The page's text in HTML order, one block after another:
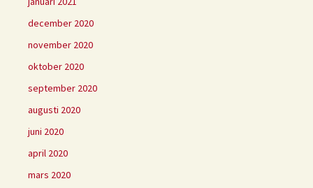
december 2020
november 2020
oktober 2020
september 2020
augusti 2020
juni 2020
april 2020
mars 2020